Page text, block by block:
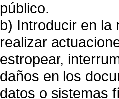
público.
b) Introducir en la
realizar
estropear,
daños en los
datos o sistemas